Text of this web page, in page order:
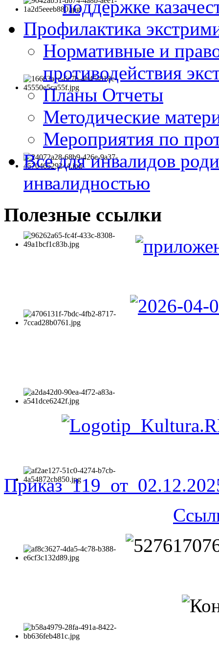
поддержке
Профилактика
Нормативные и
противодействия
Планы Отчеты
Методические
Мероприятия по
Все для инвалидов
инвалидностью
Полезные ссылки